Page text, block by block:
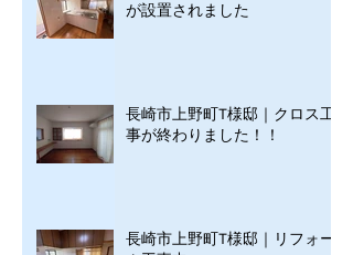
が設置されました
長崎市上野町T様邸｜クロス工
事が終わりました！！
長崎市上野町T様邸｜リフォー